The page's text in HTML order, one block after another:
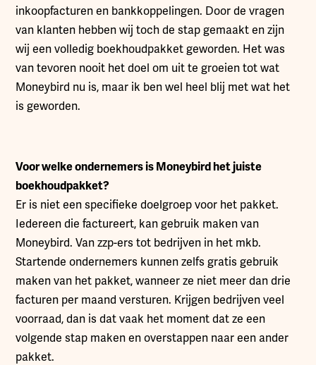
inkoopfacturen en bankkoppelingen. Door de vragen
van klanten hebben wij toch de stap gemaakt en zijn
wij een volledig boekhoudpakket geworden. Het was
van tevoren nooit het doel om uit te groeien tot wat
Moneybird nu is, maar ik ben wel heel blij met wat het
is geworden.
Voor welke ondernemers is Moneybird het juiste
boekhoudpakket?
Er is niet een specifieke doelgroep voor het pakket.
Iedereen die factureert, kan gebruik maken van
Moneybird. Van zzp-ers tot bedrijven in het mkb.
Startende ondernemers kunnen zelfs gratis gebruik
maken van het pakket, wanneer ze niet meer dan drie
facturen per maand versturen. Krijgen bedrijven veel
voorraad, dan is dat vaak het moment dat ze een
volgende stap maken en overstappen naar een ander
pakket.